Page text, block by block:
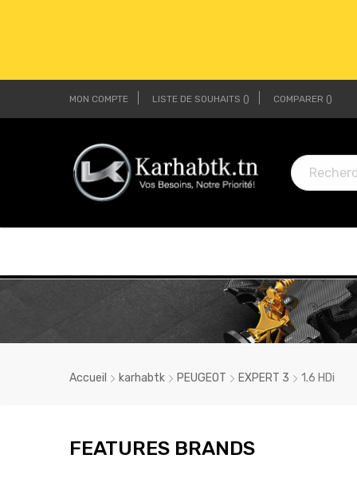
MON COMPTE LISTE DE SOUHAITS COMPARER
Accueil karhabtk PEUGEOT EXPERT 3 1.6 HDi
FEATURES BRANDS